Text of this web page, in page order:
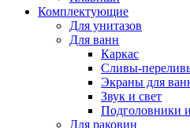
Комплектующие
Для унитазов
Для ванн
Каркас
Сливы-
Экраны для
Звук и свет
Подголовники
Для раковин